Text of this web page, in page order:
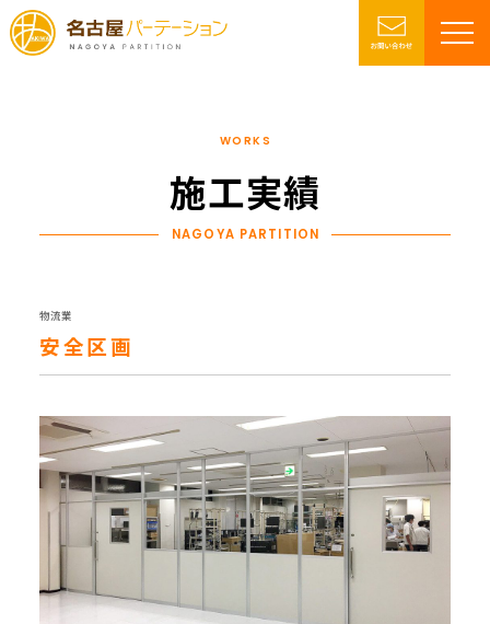
WORKS
施工実績
NAGOYA PARTITION
物流業
安全区画